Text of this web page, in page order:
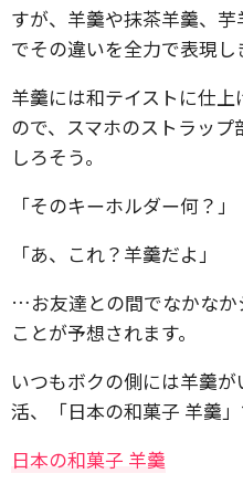
すが、羊羹や抹茶羊羹、
でその違いを全力で表現し
羊羹には和テイストに仕
ので、スマホのストラッ
しろそう。
「そのキーホルダー何？」
「あ、これ？羊羹だよ」
…お友達との間でなかなか
ことが予想されます。
いつもボクの側には羊羹
活、「日本の和菓子 羊羹
日本の和菓子 羊羹